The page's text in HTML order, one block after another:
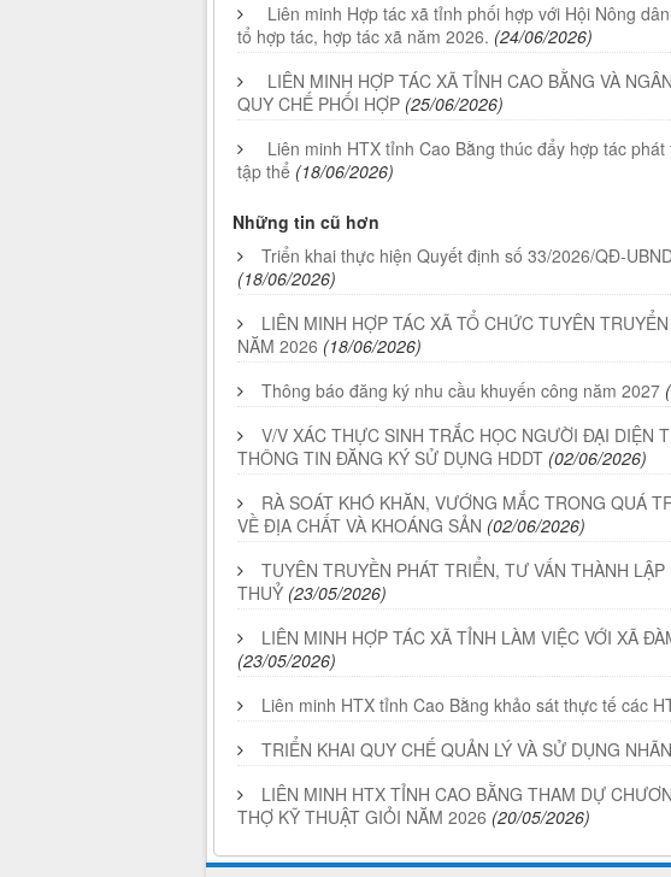
Liên minh Hợp tác xã tỉnh phối hợp với Hội Nông
tổ hợp tác, hợp tác xã năm 2026. (24/06/2026)
LIÊN MINH HỢP TÁC XÃ TỈNH CAO BẰNG VÀ
QUY CHẾ PHỐI HỢP (25/06/2026)
Liên minh HTX tỉnh Cao Bằng thúc đẩy hợp tác
tập thể (18/06/2026)
Những tin cũ hơn
Triển khai thực hiện Quyết định số 33/2026/QĐ-
(18/06/2026)
LIÊN MINH HỢP TÁC XÃ TỔ CHỨC TUYÊN
NĂM 2026 (18/06/2026)
Thông báo đăng ký nhu cầu khuyến công năm 2027
V/V XÁC THỰC SINH TRẮC HỌC NGƯỜI ĐẠI DIỆN
THÔNG TIN ĐĂNG KÝ SỬ DỤNG HDDT (02/06/2026)
RÀ SOÁT KHÓ KHĂN, VƯỚNG MẮC TRONG QUÁ
VỀ ĐỊA CHẤT VÀ KHOÁNG SẢN (02/06/2026)
TUYÊN TRUYỀN PHÁT TRIỂN, TƯ VẤN THÀNH
THUỶ (23/05/2026)
LIÊN MINH HỢP TÁC XÃ TỈNH LÀM VIỆC VỚI XÃ
(23/05/2026)
Liên minh HTX tỉnh Cao Bằng khảo sát thực tế các
TRIỂN KHAI QUY CHẾ QUẢN LÝ VÀ SỬ DỤNG
LIÊN MINH HTX TỈNH CAO BẰNG THAM DỰ
THỢ KỸ THUẬT GIỎI NĂM 2026 (20/05/2026)